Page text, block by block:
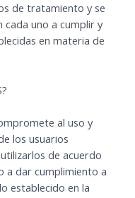
de tratamiento y se
uno a cumplir y
en materia de
al uso y
los usuarios
de acuerdo
a dar cumplimiento a
establecido en la